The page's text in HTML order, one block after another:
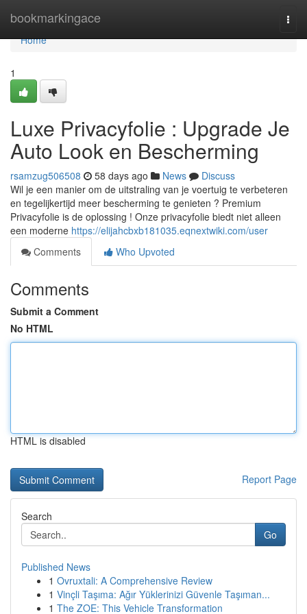
bookmarkingace
Home
Home
1
Luxe Privacyfolie : Upgrade Je
Auto Look en Bescherming
rsamzug506508 58 days ago News
Discuss
Wil je een manier om de uitstraling van je voertuig te verbeteren
en tegelijkertijd meer bescherming te genieten ? Premium
Privacyfolie is de oplossing ! Onze privacyfolie biedt niet alleen
een moderne https://elijahcbxb181035.eqnextwiki.com/user
Comments
Who Upvoted
Comments
Submit a Comment
No HTML
HTML is disabled
Report Page
Search
Go
Published News
1 Ovruxtali: A Comprehensive Review
1 Vinçli Taşıma: Ağır Yüklerinizi Güvenle Taşıman...
1 The ZOE: This Vehicle Transformation